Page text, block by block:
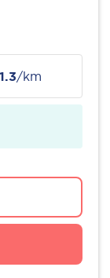
/km